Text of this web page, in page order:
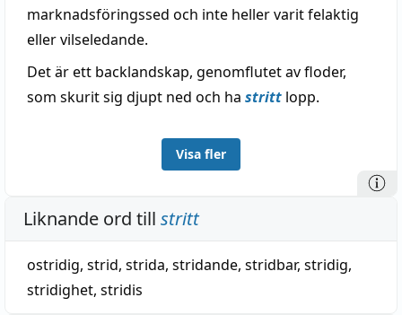
marknadsföringssed och inte heller varit felaktig
eller vilseledande.
Det är ett backlandskap, genomflutet av floder,
som skurit sig djupt ned och ha stritt lopp.
Visa fler
Liknande ord till stritt
ostridig, strid, strida, stridande, stridbar, stridig,
stridighet, stridis